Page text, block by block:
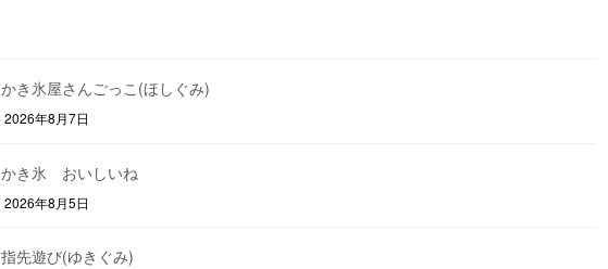
かき氷屋さんごっこ(ほしぐみ)
2026年8月7日
かき氷 おいしいね
2026年8月5日
指先遊び(ゆきぐみ)